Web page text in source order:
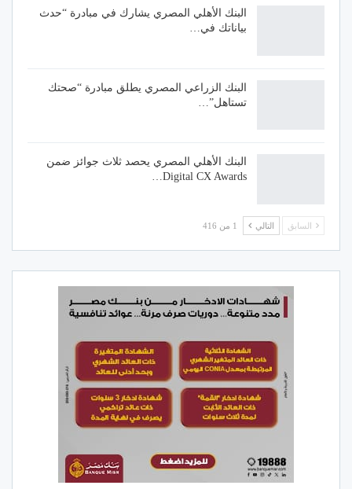
البنك الأهلي المصري يشارك في مبادرة “حدث
بياناتك في…
البنك الزراعي المصري يطلق مبادرة “صحتك
تستاهل”…
البنك الأهلي المصري يحصد ثلاث جوائز ضمن
Digital CX Awards…
السابق التالي 1 من 416